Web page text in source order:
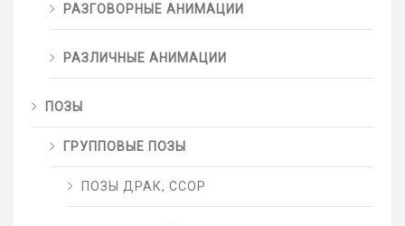
РАЗГОВОРНЫЕ АНИМАЦИИ
РАЗЛИЧНЫЕ АНИМАЦИИ
ПОЗЫ
ГРУППОВЫЕ ПОЗЫ
ПОЗЫ ДРАК, ССОР